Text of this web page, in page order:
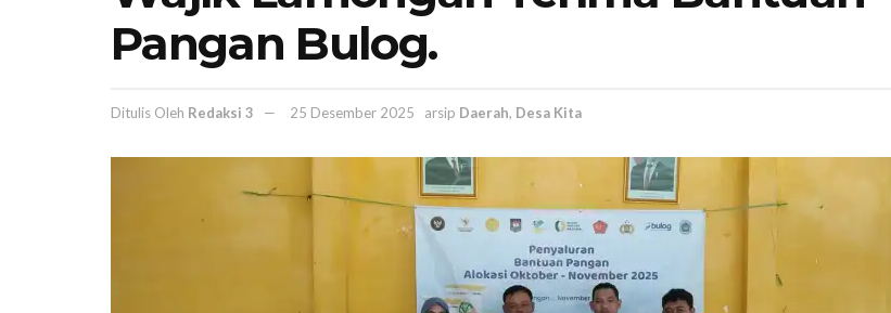
Pangan Bulog.
Ditulis Oleh Redaksi 3 25 Desember 2025 arsip Daerah, Desa Kita